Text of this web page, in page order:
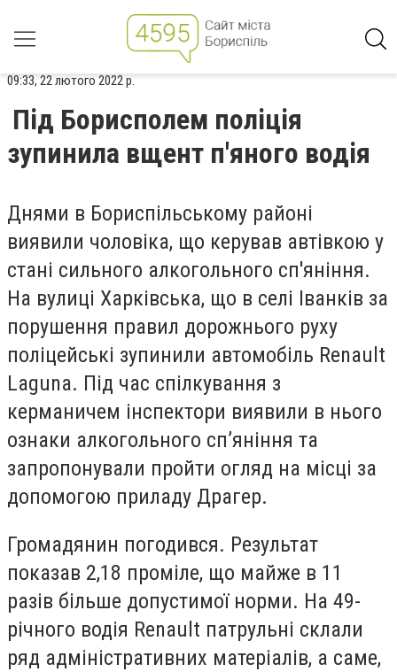
09:33, 22 лютого 2022 р.
Під Борисполем поліція
зупинила вщент п'яного водія
Днями в Бориспільському районі
виявили чоловіка, що керував автівкою у
стані сильного алкогольного сп'яніння.
На вулиці Харківська, що в селі Іванків за
порушення правил дорожнього руху
поліцейські зупинили автомобіль Renault
Laguna. Під час спілкування з
керманичем інспектори виявили в нього
ознаки алкогольного сп’яніння та
запропонували пройти огляд на місці за
допомогою приладу Драгер.
Громадянин погодився. Результат
показав 2,18 проміле, що майже в 11
разів більше допустимої норми. На 49-
річного водія Renault патрульні склали
ряд адміністративних матеріалів, а саме,